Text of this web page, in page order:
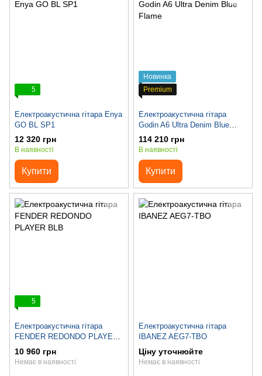
5
Електроакустична гітара Enya
GO BL SP1
12 320 грн
В наявності
Купити
Новинка
Premium
Електроакустична гітара
Godin A6 Ultra Denim Blue
Flame
114 210 грн
В наявності
Купити
5
Електроакустична гітара
FENDER REDONDO PLAYER
BLB
10 960 грн
Немає в наявності
Електроакустична гітара
IBANEZ AEG7-TBO
Ціну уточнюйте
Немає в наявності